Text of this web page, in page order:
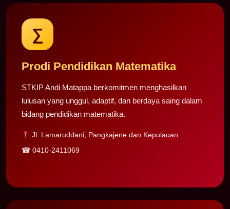
∑
Prodi Pendidikan Matematika
STKIP Andi Matappa berkomitmen menghasilkan
lulusan yang unggul, adaptif, dan berdaya saing dalam
bidang pendidikan matematika.
Jl. Lamaruddani, Pangkajene dan Kepulauan
☎ 0410-2411069